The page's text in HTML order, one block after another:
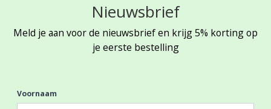
Nieuwsbrief
Meld je aan voor de nieuwsbrief en krijg 5% korting op
je eerste bestelling
Voornaam